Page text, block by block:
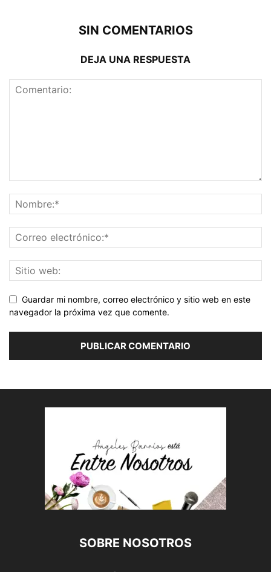
SIN COMENTARIOS
DEJA UNA RESPUESTA
Guardar mi nombre, correo electrónico y sitio web en este
navegador la próxima vez que comente.
SOBRE NOSOTROS